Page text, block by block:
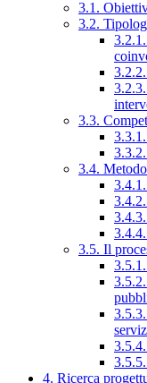
3.1.
3.2.
3.3.
3.4.
3.5. Il
4. Ricerca